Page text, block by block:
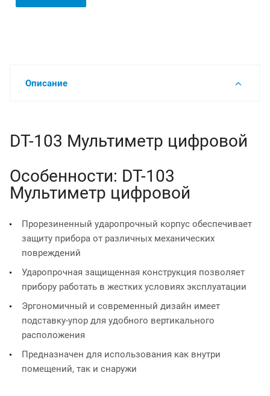
Описание
DT-103 Мультиметр цифровой
Особенности: DT-103
Мультиметр цифровой
Прорезиненный ударопрочный корпус обеспечивает
защиту прибора от различных механических
повреждений
Ударопрочная защищенная конструкция позволяет
прибору работать в жестких условиях эксплуатации
Эргономичный и современный дизайн имеет
подставку-упор для удобного вертикального
расположения
Предназначен для использования как внутри
помещений, так и снаружи